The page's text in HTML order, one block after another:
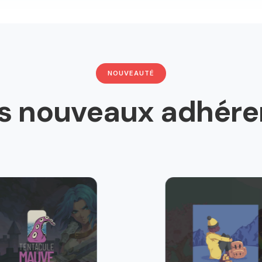
NOUVEAUTÉ
nouveaux